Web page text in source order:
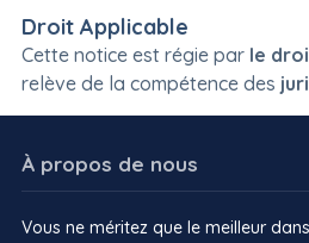
Droit Applicable
Cette notice est régie par le
relève de la compétence des
À propos de nous
Vous ne méritez que le meilleur